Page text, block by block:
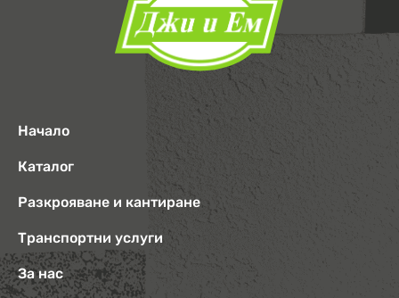
Начало
Каталог
Разкрояване и кантиране
Транспортни услуги
За нас